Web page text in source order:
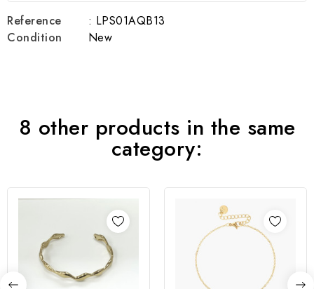
Reference
: LPS01AQB13
Condition
New
8 other products in the same
category: